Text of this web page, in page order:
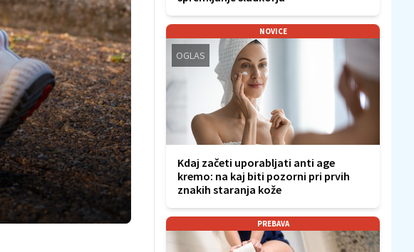
NOVICE
OGLAS
Kdaj začeti uporabljati anti age
kremo: na kaj biti pozorni pri prvih
znakih staranja kože
PREBAVA